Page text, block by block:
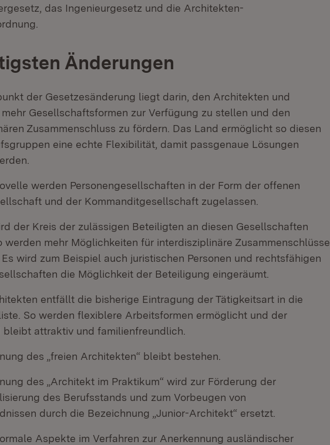
das Ingenieurgesetz und die Architekten-
Änderungen
der Gesetzesänderung liegt darin, den Architekten und
Gesellschaftsformen zur Verfügung zu stellen und den
Zusammenschluss zu fördern. Das Land ermöglicht so diesen
eine echte Flexibilität, damit passgenaue Lösungen
werden Personengesellschaften in der Form der offenen
und der Kommanditgesellschaft zugelassen.
der Kreis der zulässigen Beteiligten an diesen Gesellschaften
werden mehr Möglichkeiten für interdisziplinäre Zusammenschlüsse
wird zum Beispiel auch juristischen Personen und rechtsfähigen
die Möglichkeit der Beteiligung eingeräumt.
entfällt die bisherige Eintragung der Tätigkeitsart in die
So werden flexiblere Arbeitsformen ermöglicht und der
bleibt attraktiv und familienfreundlich.
des „freien Architekten“ bleibt bestehen.
des „Architekt im Praktikum“ wird zur Förderung der
des Berufsstands und zum Vorbeugen von
durch die Bezeichnung „Junior-Architekt“ ersetzt.
Aspekte im Verfahren zur Anerkennung ausländischer